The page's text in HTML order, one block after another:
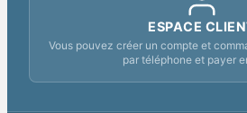
ESPACE
Vous pouvez créer un compte et
par téléphone et payer